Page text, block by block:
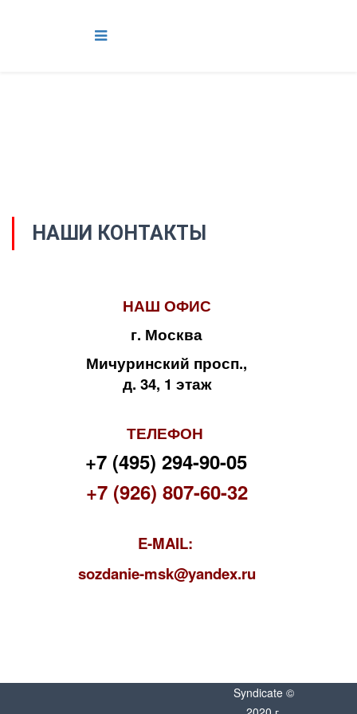
НАШИ КОНТАКТЫ
НАШ ОФИС
г. Москва
Мичуринский просп.,
д. 34, 1 этаж
ТЕЛЕФОН
+7 (495) 294-90-05
+7 (926) 807-60-32
E-MAIL:
sozdanie-msk@yandex.ru
Syndicate ©